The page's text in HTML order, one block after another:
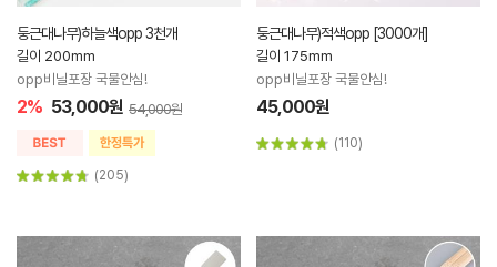
둥근대나무)하늘색opp 3천개
길이 200mm
opp비닐포장 국물안심!
2% 53,000원 54,000원
(205)
둥근대나무)적색opp [3000개]
길이 175mm
opp비닐포장 국물안심!
45,000원
(110)